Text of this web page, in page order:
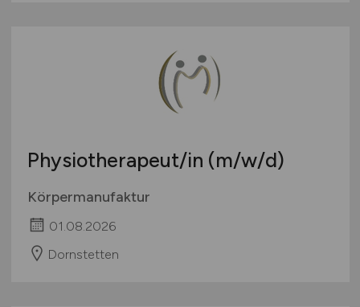
Physiotherapeut/in (m/w/d)
Körpermanufaktur
01.08.2026
Dornstetten